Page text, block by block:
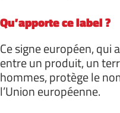
Qu’apporte ce label ?
Ce signe européen,
entre un produit, un
hommes, protège le
l’Union européenne.